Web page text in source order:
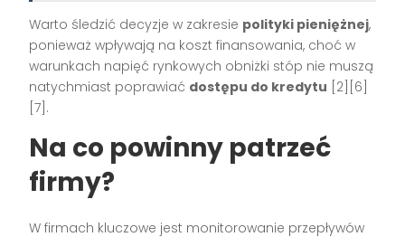
Warto śledzić decyzje w zakresie polityki pieniężnej,
ponieważ wpływają na koszt finansowania, choć w
warunkach napięć rynkowych obniżki stóp nie muszą
natychmiast poprawiać dostępu do kredytu [2][6]
[7].
Na co powinny patrzeć
firmy?
W firmach kluczowe jest monitorowanie przepływów